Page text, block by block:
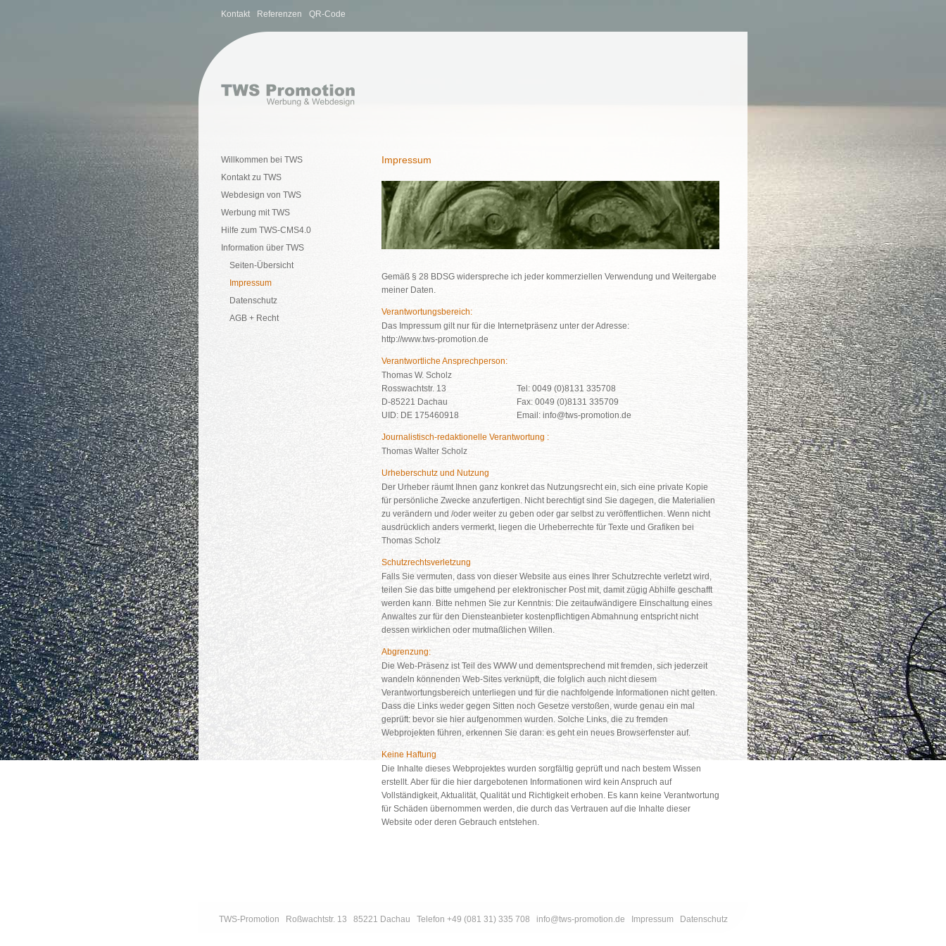
Kontakt Referenzen QR-Code
Impressum
Gemäß § 28 BDSG widerspreche ich jeder kommerziellen Verwendung und Weitergabe
meiner Daten.
Verantwortungsbereich:
Das Impressum gilt nur für die Internetpräsenz unter der Adresse:
http://www.tws-promotion.de
Verantwortliche Ansprechperson:
Thomas W. Scholz
Rosswachtstr. 13
D-85221 Dachau
UID: DE 175460918
Tel: 0049 (0)8131 335708
Fax: 0049 (0)8131 335709
Email: info@tws-promotion.de
Journalistisch-redaktionelle Verantwortung :
Thomas Walter Scholz
Urheberschutz und Nutzung
Der Urheber räumt Ihnen ganz konkret das Nutzungsrecht ein, sich eine private Kopie
für persönliche Zwecke anzufertigen. Nicht berechtigt sind Sie dagegen, die Materialien
zu verändern und /oder weiter zu geben oder gar selbst zu veröffentlichen. Wenn nicht
ausdrücklich anders vermerkt, liegen die Urheberrechte für Texte und Grafiken bei
Thomas Scholz
Schutzrechtsverletzung
Falls Sie vermuten, dass von dieser Website aus eines Ihrer Schutzrechte verletzt wird,
teilen Sie das bitte umgehend per elektronischer Post mit, damit zügig Abhilfe geschafft
werden kann. Bitte nehmen Sie zur Kenntnis: Die zeitaufwändigere Einschaltung eines
Anwaltes zur für den Diensteanbieter kostenpflichtigen Abmahnung entspricht nicht
dessen wirklichen oder mutmaßlichen Willen.
Abgrenzung:
Die Web-Präsenz ist Teil des WWW und dementsprechend mit fremden, sich jederzeit
wandeln könnenden Web-Sites verknüpft, die folglich auch nicht diesem
Verantwortungsbereich unterliegen und für die nachfolgende Informationen nicht gelten.
Dass die Links weder gegen Sitten noch Gesetze verstoßen, wurde genau ein mal
geprüft: bevor sie hier aufgenommen wurden. Solche Links, die zu fremden
Webprojekten führen, erkennen Sie daran: es geht ein neues Browserfenster auf.
Keine Haftung
Die Inhalte dieses Webprojektes wurden sorgfältig geprüft und nach bestem Wissen
erstellt. Aber für die hier dargebotenen Informationen wird kein Anspruch auf
Vollständigkeit, Aktualität, Qualität und Richtigkeit erhoben. Es kann keine Verantwortung
für Schäden übernommen werden, die durch das Vertrauen auf die Inhalte dieser
Website oder deren Gebrauch entstehen.
Willkommen bei TWS
Kontakt zu TWS
Webdesign von TWS
Werbung mit TWS
Hilfe zum TWS-CMS4.0
Information über TWS
Seiten-Übersicht
Impressum
Datenschutz
AGB + Recht
TWS-Promotion Roßwachtstr. 13 85221 Dachau Telefon +49 (081 31) 335 708 info@tws-promotion.de Impressum Datenschutz